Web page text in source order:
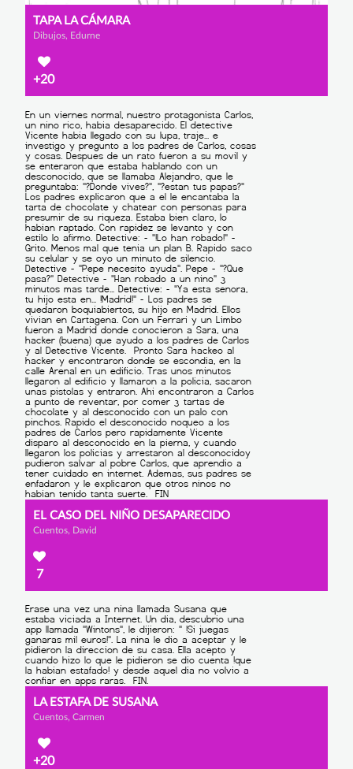
TAPA LA CÁMARA
Dibujos, Edurne
+20
EL CASO DEL NIÑO DESAPARECIDO
Cuentos, David
7
LA ESTAFA DE SUSANA
Cuentos, Carmen
+20